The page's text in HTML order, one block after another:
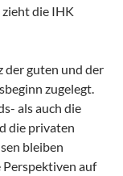
die IHK
der guten und der
zugelegt.
als auch die
die privaten
bleiben
auf